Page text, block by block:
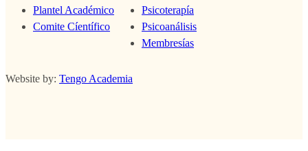
Plantel Académico
Comite Cíentífico
Psicoterapía
Psicoanálisis
Membresías
Website by: Tengo Academia